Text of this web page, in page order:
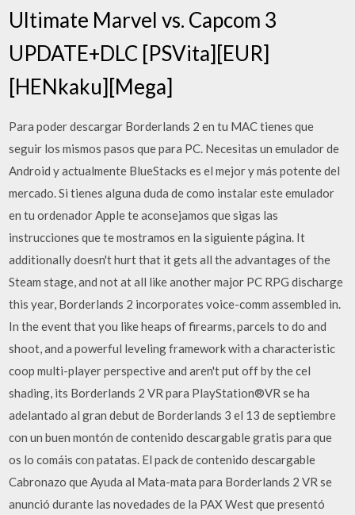
Ultimate Marvel vs. Capcom 3
UPDATE+DLC [PSVita][EUR]
[HENkaku][Mega]
Para poder descargar Borderlands 2 en tu MAC tienes que
seguir los mismos pasos que para PC. Necesitas un emulador de
Android y actualmente BlueStacks es el mejor y más potente del
mercado. Si tienes alguna duda de como instalar este emulador
en tu ordenador Apple te aconsejamos que sigas las
instrucciones que te mostramos en la siguiente página. It
additionally doesn't hurt that it gets all the advantages of the
Steam stage, and not at all like another major PC RPG discharge
this year, Borderlands 2 incorporates voice-comm assembled in.
In the event that you like heaps of firearms, parcels to do and
shoot, and a powerful leveling framework with a characteristic
coop multi-player perspective and aren't put off by the cel
shading, its Borderlands 2 VR para PlayStation®VR se ha
adelantado al gran debut de Borderlands 3 el 13 de septiembre
con un buen montón de contenido descargable gratis para que
os lo comáis con patatas. El pack de contenido descargable
Cabronazo que Ayuda al Mata-mata para Borderlands 2 VR se
anunció durante las novedades de la PAX West que presentó